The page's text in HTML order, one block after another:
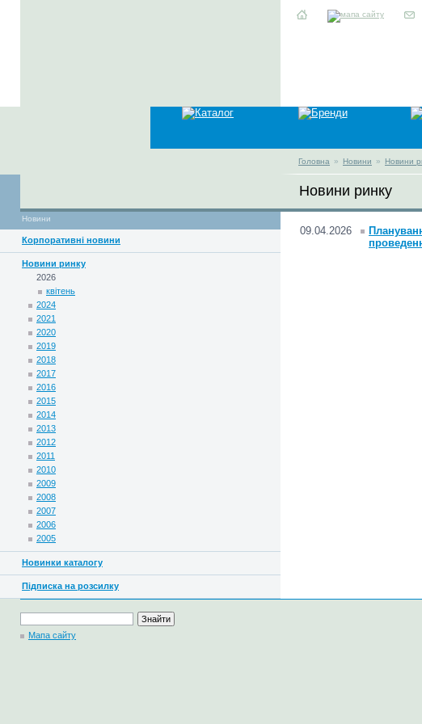
Головна » Новини » Новини
Новини ринку
Новини
Корпоративні новини
Новини ринку
2026
квітень
2024
2021
2020
2019
2018
2017
2016
2015
2014
2013
2012
2011
2010
2009
2008
2007
2006
2005
Новинки каталогу
Підписка на розсилку
09.04.2026
Мапа сайту